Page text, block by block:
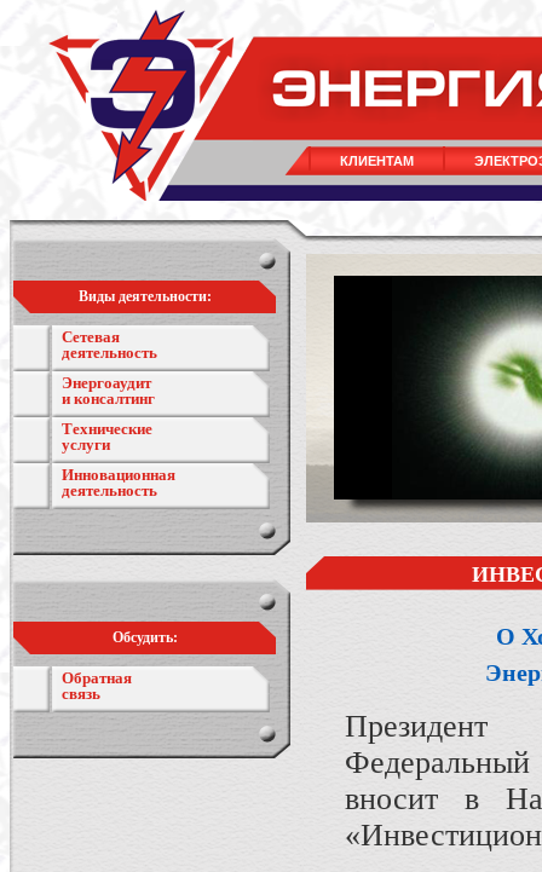
КЛИЕНТАМ
Виды деятельности:
Сетевая
деятельность
Энергоаудит
и консалтинг
Технические
услуги
Инновационная
деятельность
Обсудить:
Обратная
связь
О
вносит в